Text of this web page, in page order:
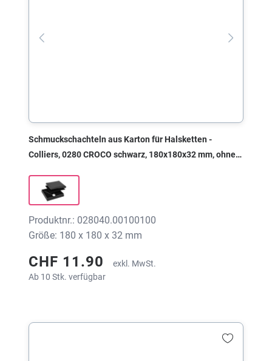
Schmuckschachteln aus Karton für Halsketten -
Colliers, 0280 CROCO schwarz, 180x180x32 mm, ohne
Produktnr.: 028040.00100100
Größe: 180 x 180 x 32 mm
CHF 11.90
exkl. MwSt.
Ab 10 Stk. verfügbar